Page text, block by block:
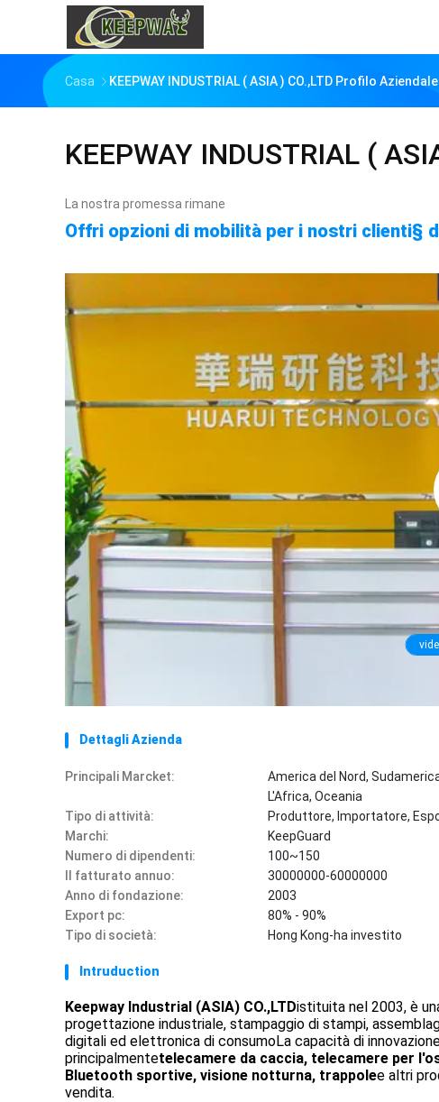
Casa KEEPWAY INDUSTRIAL ( ASIA ) CO.,LTD Profilo Aziendale
KEEPWAY INDUSTRIAL (
La nostra promessa rimane
Offri opzioni di mobilità per i nostri clienti§
Dettagli Azienda
Principali Marcket:
America del Nord,
L'Africa, Oceania
Tipo di attività:
Produttore, Importatore,
Marchi:
KeepGuard
Numero di dipendenti:
100~150
Il fatturato annuo:
30000000-60000000
Anno di fondazione:
2003
Export pc:
80% - 90%
Tipo di società:
Hong Kong-ha investito
Intruduction
Keepway Industrial (ASIA) CO.,LTDistituita nel 2003, è
progettazione industriale, stampaggio di stampi,
digitali ed elettronica di consumoLa capacità di
principalmentetelecamere da caccia, telecamere per
Bluetooth sportive, visione notturna, trappolee altri
vendita.